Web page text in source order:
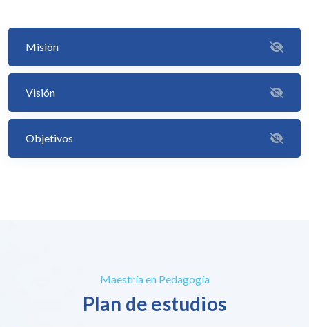
Misión
Visión
Objetivos
Maestría en Pedagogía
Plan de estudios